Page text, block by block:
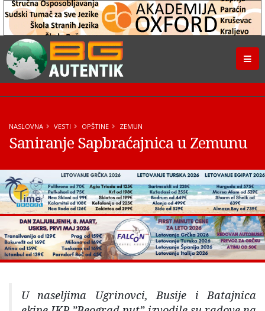
NASLOVNA VESTI OPŠTINE ZEMUN
Saniranje Sapbraćajnica u Zemunu
U naseljima Ugrinovci, Busije i Batajnica